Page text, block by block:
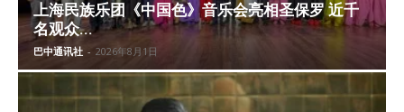
上海民族乐团《中国色》音乐会亮相圣保罗 近千
名观众...
巴中通讯社 - 2026年8月1日